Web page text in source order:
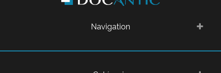
Navigation